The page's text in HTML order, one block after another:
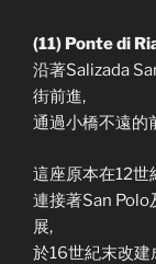
(11) Ponte di
沿著Salizada
街前進,
通過小橋不遠的
這座原本在12世
連接著San Polo
展,
於16世紀末改建